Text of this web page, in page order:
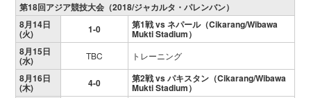
第18回アジア競技大会（2018/ジャカルタ・パレンバン）
8月14日
(火) 1-0 第1戦 vs ネパール（Cikarang/Wibawa
Mukti Stadium）
8月15日
(水) TBC トレーニング
8月16日
(木) 4-0 第2戦 vs パキスタン（Cikarang/Wibawa
Mukti Stadium）